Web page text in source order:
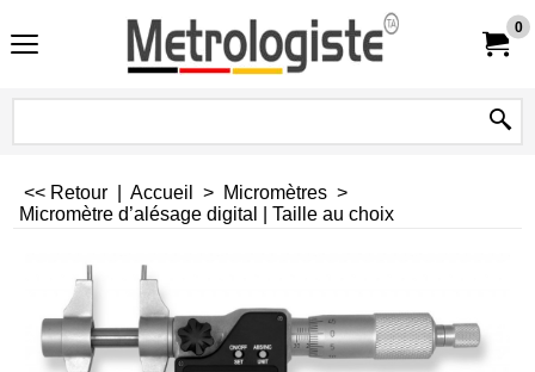
0
<< Retour Accueil > Micromètres >
Micromètre d’alésage digital | Taille au choix